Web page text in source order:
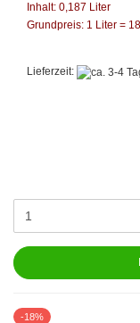
Inhalt: 0,187 Liter
Grundpreis: 1 Liter =
Lieferzeit:
-18%